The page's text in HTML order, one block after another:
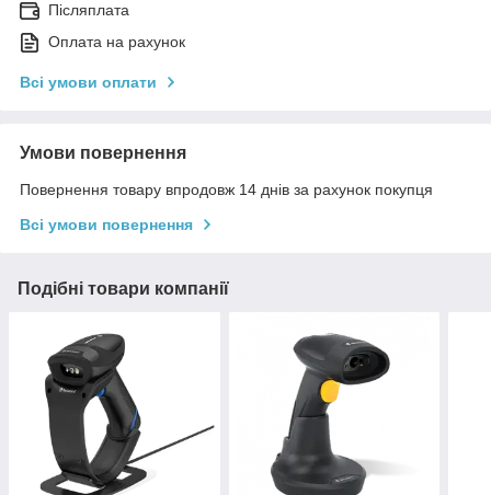
Післяплата
Оплата на рахунок
Всі умови оплати
Умови повернення
Повернення товару впродовж 14 днів за рахунок покупця
Всі умови повернення
Подібні товари компанії